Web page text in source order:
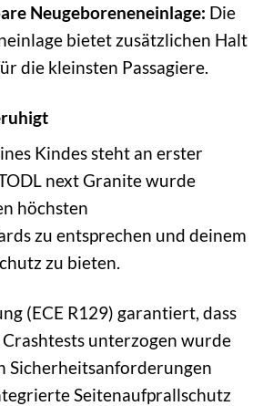
Neugeboreneneinlage: Die
bietet zusätzlichen Halt
die kleinsten Passagiere.
Kindes steht an erster
next Granite wurde
höchsten
zu entsprechen und deinem
zu bieten.
(ECE R129) garantiert, dass
unterzogen wurde
Sicherheitsanforderungen
Seitenaufprallschutz